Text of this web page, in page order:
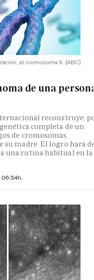
el cromosoma X. (ABC)
de una
reconstruye,
completa de un
de cromosomas
su madre. El logro hará
una rutina habitual en la